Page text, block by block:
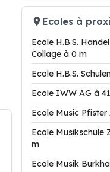
Ecoles à
Ecole H.B.S.
Collage à 0 m
Ecole H.B.S.
Ecole IWW AG à
Ecole Music Pfister
Ecole Musikschule
m
Ecole Musik